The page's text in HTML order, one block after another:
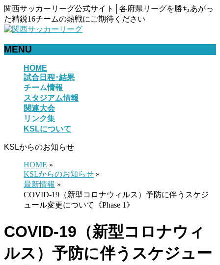
関西サッカーリーグ公式サイト│各府県リーグを勝ちあがっ
た精鋭16チームの熱戦にご期待ください
MENU
HOME
試合日程･結果
チーム情報
スタジアム情報
関連大会
リンク集
KSLについて
KSLからのお知らせ
HOME »
KSLからのお知らせ »
最新情報 »
COVID-19（新型コロナウィルス）予防に伴うスケジ
ュール変更について《Phase 1》
COVID-19（新型コロナウィ
ルス）予防に伴うスケジュー